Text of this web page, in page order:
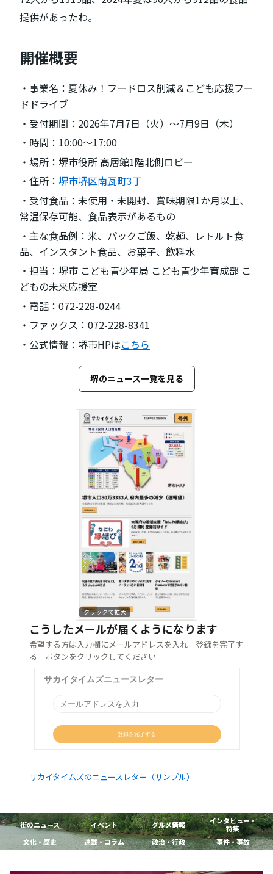
提供があったわ。
開催概要
・事業名：夏休み！フードロス削減＆こども応援フー
ドドライブ
・受付期間：2026年7月7日（火）〜7月9日（木）
・時間：10:00〜17:00
・場所：堺市役所 高層館1階北側ロビー
・住所： 堺市堺区南瓦町3丁
・受付食品：未使用・未開封、賞味期限1か月以上、
常温保存可能、食品表示があるもの
・主な食品例：米、パックご飯、乾麺、レトルト食
品、インスタント食品、お菓子、飲料水
・担当：堺市 こども青少年局 こども青少年育成部 こ
どもの未来応援室
・電話：072-228-0244
・ファックス：072-228-8341
・公式情報：堺市HPはこちら
堺のニュース一覧を見る
クリックで拡大
こうしたメールが届くようになります
希望する方は入力欄にメールアドレスを入れ「登録を完了す
る」ボタンをクリックしてください
サカイタイムズのニュースレター（サンプル）
街のニュース イベント グルメ情報
インタビュー・
特集
文化・歴史
連載・コラム 政治・行政 事件・事故